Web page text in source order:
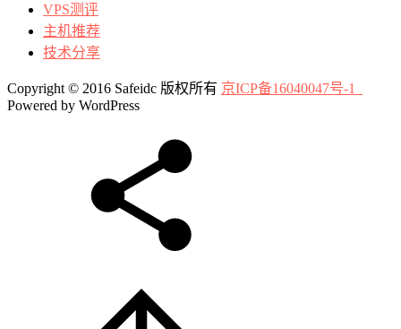
VPS测评
主机推荐
技术分享
Copyright © 2016 Safeidc 版权所有 京ICP备16040047号-1
Powered by WordPress